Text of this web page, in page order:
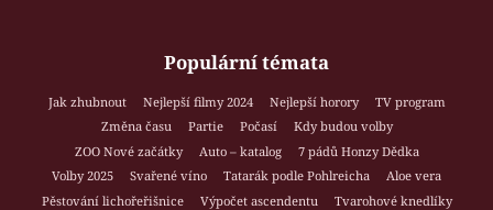
Populární témata
Jak zhubnout Nejlepší filmy 2024 Nejlepší horory
TV program
Změna času
Partie Počasí
Kdy budou volby
ZOO Nové začátky
Auto – katalog
7 pádů Honzy Dědka
Volby 2025
Svařené víno Tatarák podle Pohlreicha
Aloe vera
Pěstování lichořeřišnice
Výpočet ascendentu
Tvarohové knedlíky